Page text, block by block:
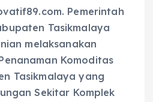
Pemerintah
Tasikmalaya
melaksanakan
Komoditas
Tasikmalaya yang
Sekitar Komplek